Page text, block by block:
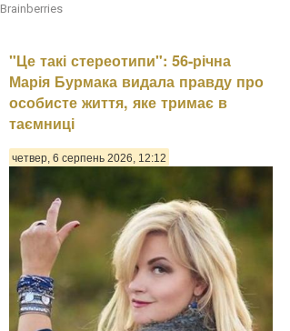
Brainberries
"Це такі стереотипи": 56-річна
Марія Бурмака видала правду про
особисте життя, яке тримає в
таємниці
четвер, 6 серпень 2026, 12:12